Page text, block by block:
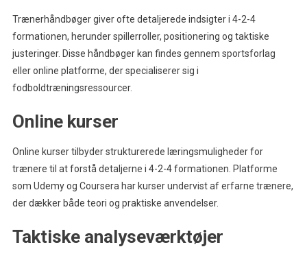
Trænerhåndbøger giver ofte detaljerede indsigter i 4-2-4
formationen, herunder spillerroller, positionering og taktiske
justeringer. Disse håndbøger kan findes gennem sportsforlag
eller online platforme, der specialiserer sig i
fodboldtræningsressourcer.
Online kurser
Online kurser tilbyder strukturerede læringsmuligheder for
trænere til at forstå detaljerne i 4-2-4 formationen. Platforme
som Udemy og Coursera har kurser undervist af erfarne trænere,
der dækker både teori og praktiske anvendelser.
Taktiske analyseværktøjer